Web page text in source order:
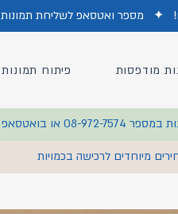
✦ מספר ואטסאפ לשליחת תמונות
מודפסות פיתוח תמונות
או בואטסאפ
מיוחדים לרכישה בכמויות